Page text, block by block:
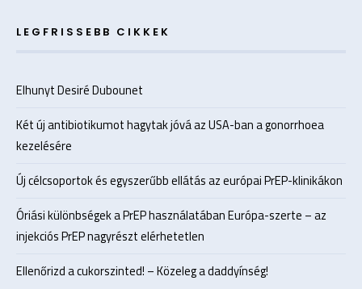
LEGFRISSEBB CIKKEK
Elhunyt Desiré Dubounet
Két új antibiotikumot hagytak jóvá az USA-ban a gonorrhoea
kezelésére
Új célcsoportok és egyszerűbb ellátás az európai PrEP-klinikákon
Óriási különbségek a PrEP használatában Európa-szerte – az
injekciós PrEP nagyrészt elérhetetlen
Ellenőrizd a cukorszinted! – Közeleg a daddyínség!